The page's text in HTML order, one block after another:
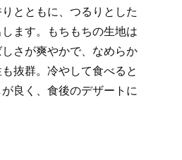
とともに、つるりとした
ます。もちもちの生地は
さが爽やかで、なめらか
抜群。冷やして食べると
良く、食後のデザートに